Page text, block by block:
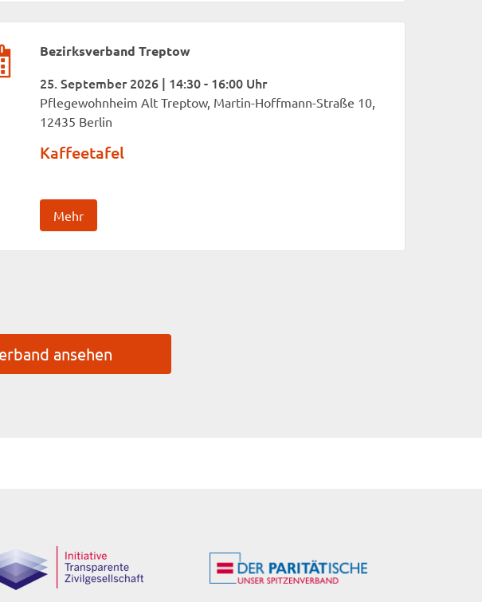
Bezirksverband Treptow
25. September 2026 | 14:30 - 16:00 Uhr
Pflegewohnheim Alt Treptow, Martin-Hoffmann-Straße 10,
12435 Berlin
Kaffeetafel
Mehr
ansehen